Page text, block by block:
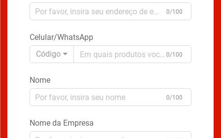
0/100
Celular/WhatsApp
Código
0/100
Nome
0/100
Nome da Empresa